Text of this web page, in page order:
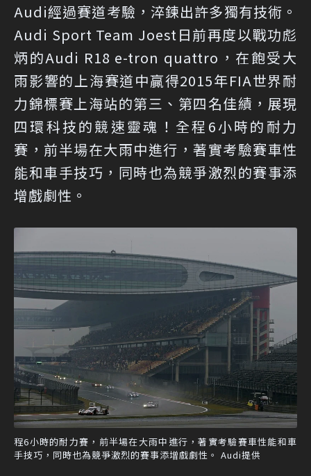
Audi經過賽道考驗，淬鍊出許多獨有技術。
Audi Sport Team Joest日前再度以戰功彪
炳的Audi R18 e-tron quattro，在飽受大
雨影響的上海賽道中贏得2015年FIA世界耐
力錦標賽上海站的第三、第四名佳績，展現
四環科技的競速靈魂！全程6小時的耐力
賽，前半場在大雨中進行，著實考驗賽車性
能和車手技巧，同時也為競爭激烈的賽事添
增戲劇性。
程6小時的耐力賽，前半場在大雨中進行，著實考驗賽車性能和車
手技巧，同時也為競爭激烈的賽事添增戲劇性。 Audi提供